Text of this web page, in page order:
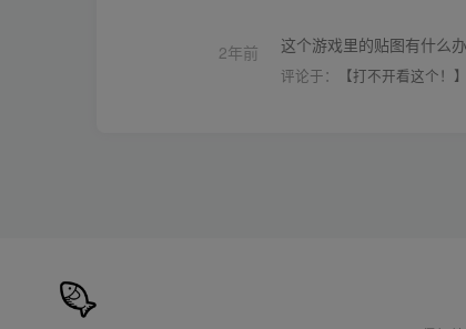
2年前 这个游戏里的贴图有什么
评论于： 【打不开看这个！